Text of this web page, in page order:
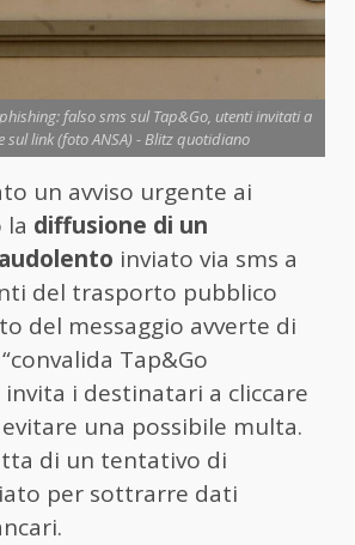
falso sms sul Tap&Go, utenti invitati a
sul link (foto ANSA) - Blitz quotidiano
un avviso urgente ai
la diffusione di un
inviato via sms a
del trasporto pubblico
del messaggio avverte di
Tap&Go
invita i destinatari a cliccare
una possibile multa.
di un tentativo di
per sottrarre dati